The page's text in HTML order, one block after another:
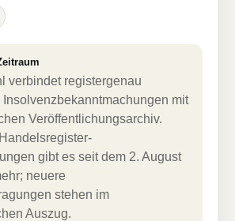
verbindet registergenau
Insolvenzbekanntmachungen mit
Veröffentlichungsarchiv.
gibt es seit dem 2. August
neuere
stehen im
Auszug.